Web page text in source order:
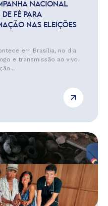
NACIONAL
FÉ PARA
NAS ELEIÇÕES
em Brasília, no dia
e transmissão ao vivo